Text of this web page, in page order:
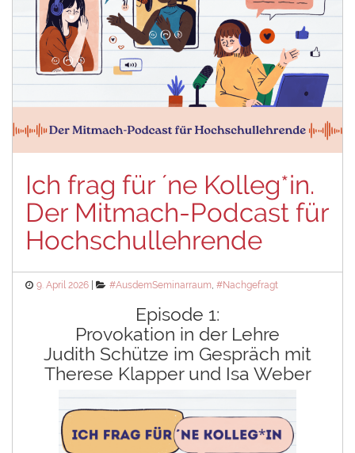
Ich frag für ´ne Kolleg*in.
Der Mitmach-Podcast für
Hochschullehrende
Posted
9. April 2026 Categories
#AusdemSeminarraum,#Nachgefragt
Episode 1:
Provokation in der Lehre
Judith Schütze im Gespräch mit
Therese Klapper und Isa Weber